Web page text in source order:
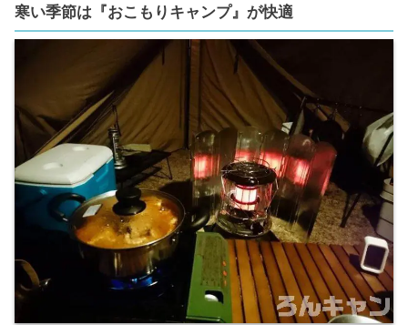
寒い季節は『おこもりキャンプ』が快適